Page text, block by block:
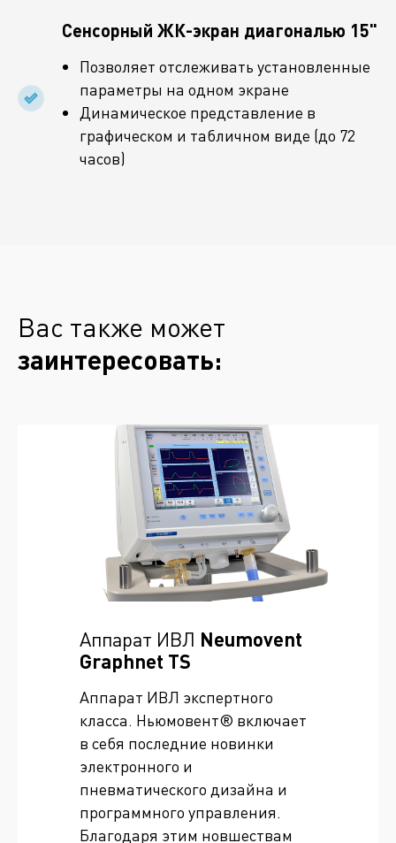
Сенсорный ЖК-экран диагональю 15"
Позволяет отслеживать установленные
параметры на одном экране
Динамическое представление в
графическом и табличном виде (до 72
часов)
Вас также может
заинтересовать:
Аппарат ИВЛ Neumovent
Graphnet TS
Аппарат ИВЛ экспертного
класса. Ньюмовент® включает
в себя последние новинки
электронного и
пневматического дизайна и
программного управления.
Благодаря этим новшествам